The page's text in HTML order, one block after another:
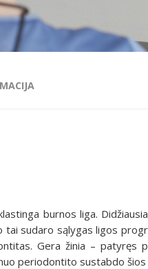
burnos liga.
sudaro sąlygas ligos
Gera žinia – patyręs
periodontito sustabdo